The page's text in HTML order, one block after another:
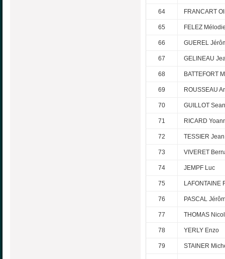
64 FRANCART
65 FELEZ
66 GUEREL
67 GELINEAU
68 BATTEFORT
69 ROUSSEAU
70 GUILLOT Sean
71 RICARD
72 TESSIER Jean
73 VIVERET
74 JEMPF Luc
75 LAFONTAINE
76 PASCAL
77 THOMAS
78 YERLY Enzo
79 STAINER